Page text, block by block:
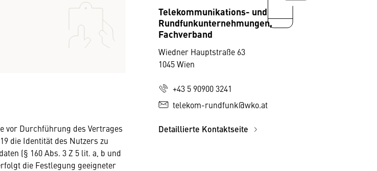
vor Durchführung des Vertrages
die Identität des Nutzers zu
(§ 160 Abs. 3 Z 5 lit. a, b und
die Festlegung geeigneter
Telekommunikations- und
Rundfunkunternehmungen,
Fachverband
Wiedner Hauptstraße 63
1045 Wien
+43 5 90900 3241
telekom-rundfunk@wko.at
Detaillierte Kontaktseite